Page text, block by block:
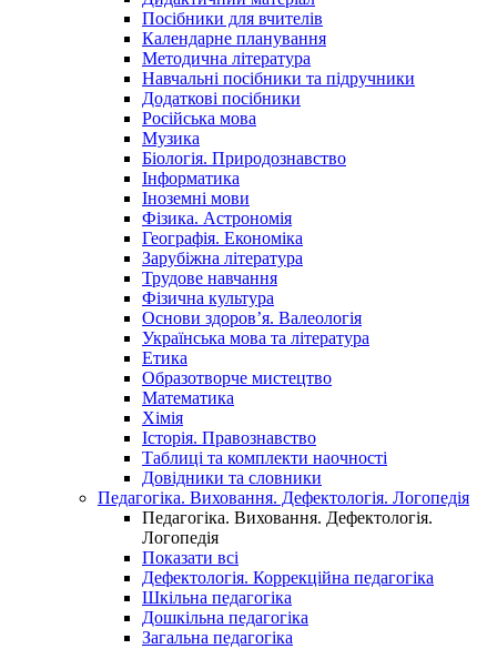
Посібники для вчителів
Календарне планування
Методична література
Навчальні посібники та підручники
Додаткові посібники
Російська мова
Музика
Біологія. Природознавство
Інформатика
Іноземні мови
Фізика. Астрономія
Географія. Економіка
Зарубіжна література
Трудове навчання
Фізична культура
Основи здоров’я. Валеологія
Українська мова та література
Етика
Образотворче мистецтво
Математика
Хімія
Історія. Правознавство
Таблиці та комплекти наочності
Довідники та словники
Педагогіка. Виховання. Дефектологія. Логопедія
Педагогіка. Виховання. Дефектологія.
Логопедія
Показати всі
Дефектологія. Коррекційна педагогіка
Шкільна педагогіка
Дошкільна педагогіка
Загальна педагогіка